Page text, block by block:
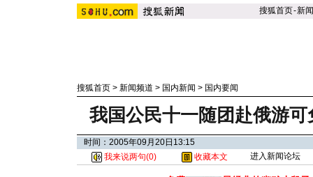
搜狐首页-新闻
搜狐首页 > 新闻频道 > 国内新闻 > 国内要闻
我国公民十一随团赴俄游
时间：2005年09月20日13:15
我来说两句(0) 收藏本文 进入新闻论坛